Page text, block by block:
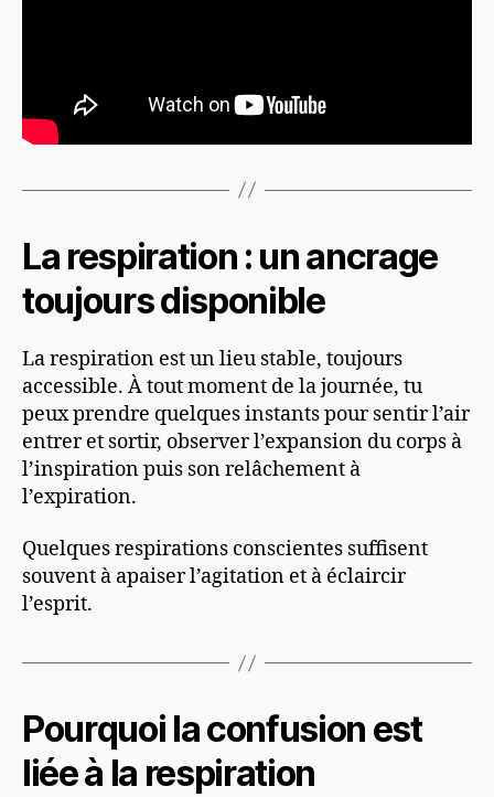
La respiration : un ancrage
toujours disponible
La respiration est un lieu stable, toujours
accessible. À tout moment de la journée, tu
peux prendre quelques instants pour sentir l’air
entrer et sortir, observer l’expansion du corps à
l’inspiration puis son relâchement à
l’expiration.
Quelques respirations conscientes suffisent
souvent à apaiser l’agitation et à éclaircir
l’esprit.
Pourquoi la confusion est
liée à la respiration